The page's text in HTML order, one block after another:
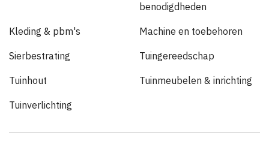
benodigdheden
Kleding & pbm's Machine en toebehoren
Sierbestrating Tuingereedschap
Tuinhout Tuinmeubelen & inrichting
Tuinverlichting